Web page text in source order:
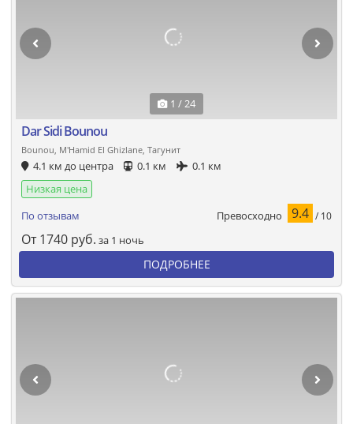
1 / 24
Dar Sidi Bounou
Bounou, M'Hamid El Ghizlane, Тагунит
4.1 км до центра 0.1 км
0.1 км
Низкая цена
По отзывам
Превосходно 9.4 / 10
От 1740 руб. за 1 ночь
ПОДРОБНЕЕ